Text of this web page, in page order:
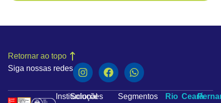
Siga nossas redes
Retornar ao topo
Institucional
Soluções Segmentos
Rio Ceará